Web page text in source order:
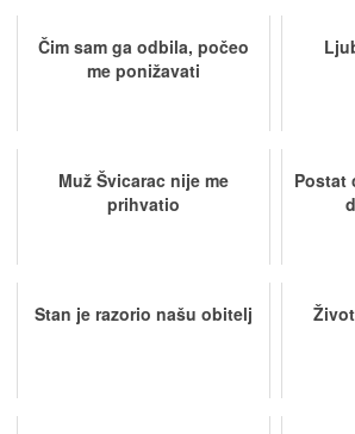
Čim sam ga odbila, počeo
me ponižavati
Muž Švicarac nije me
prihvatio
Postat
Stan je razorio našu obitelj